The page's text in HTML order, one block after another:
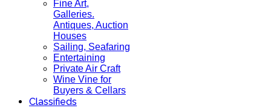
Fine Art,
Galleries.
Antiques, Auction
Houses
Sailing, Seafaring
Entertaining
Private Air Craft
Wine Vine for
Buyers & Cellars
Classifieds